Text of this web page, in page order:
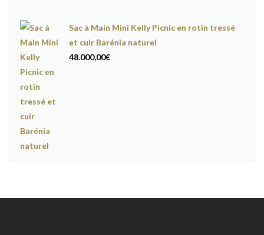
Sac à Main Mini Kelly Picnic en rotin tressé
et cuir Barénia naturel
48.000,00€